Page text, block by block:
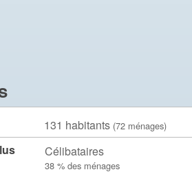
131 habitants (72 ménages)
Célibataires
38 % des ménages